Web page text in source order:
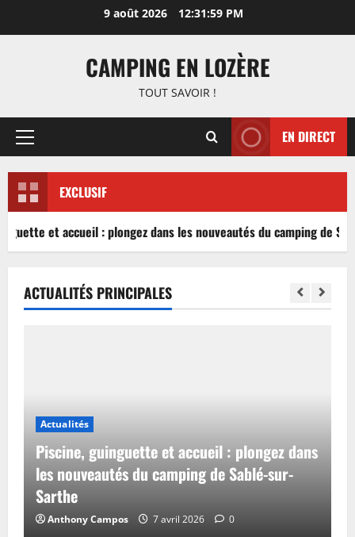
9 août 2026 12:31:59 PM
CAMPING EN LOZÈRE
TOUT SAVOIR !
Menu
EN DIRECT
EXCLUSIF
et accueil : plongez dans les nouveautés du camping de
ACTUALITÉS PRINCIPALES
Actualités
Piscine, guinguette et accueil : plongez dans
les nouveautés du camping de Sablé-sur-
Sarthe
Anthony Campos 7 avril 2026 0